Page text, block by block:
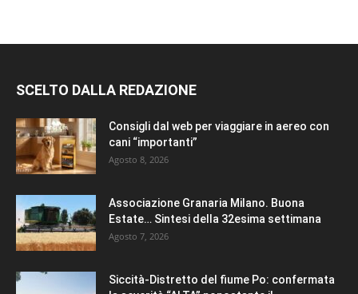
SCELTO DALLA REDAZIONE
Consigli dal web per viaggiare in aereo con
cani “importanti”
Agosto 8, 2026
Associazione Granaria Milano. Buona
Estate… Sintesi della 32esima settimana
Agosto 7, 2026
Siccità-Distretto del fiume Po: confermata